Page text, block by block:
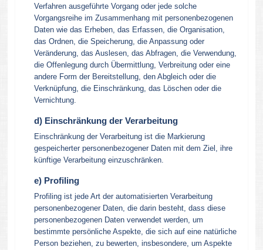
Verfahren ausgeführte Vorgang oder jede solche
Vorgangsreihe im Zusammenhang mit personenbezogenen
Daten wie das Erheben, das Erfassen, die Organisation,
das Ordnen, die Speicherung, die Anpassung oder
Veränderung, das Auslesen, das Abfragen, die Verwendung,
die Offenlegung durch Übermittlung, Verbreitung oder eine
andere Form der Bereitstellung, den Abgleich oder die
Verknüpfung, die Einschränkung, das Löschen oder die
Vernichtung.
d) Einschränkung der Verarbeitung
Einschränkung der Verarbeitung ist die Markierung
gespeicherter personenbezogener Daten mit dem Ziel, ihre
künftige Verarbeitung einzuschränken.
e) Profiling
Profiling ist jede Art der automatisierten Verarbeitung
personenbezogener Daten, die darin besteht, dass diese
personenbezogenen Daten verwendet werden, um
bestimmte persönliche Aspekte, die sich auf eine natürliche
Person beziehen, zu bewerten, insbesondere, um Aspekte